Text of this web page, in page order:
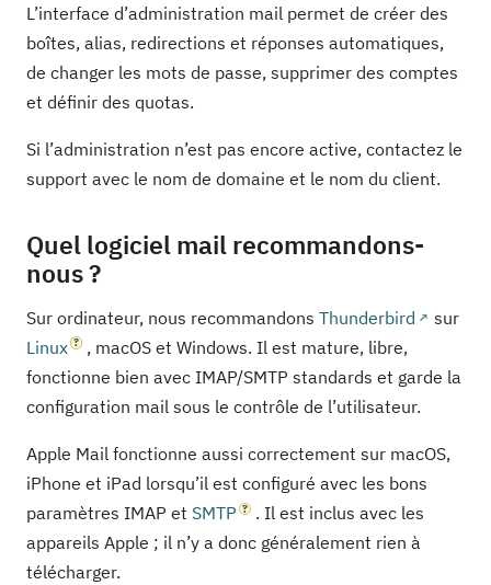
L’interface d’administration mail permet de créer des
boîtes, alias, redirections et réponses automatiques,
de changer les mots de passe, supprimer des comptes
et définir des quotas.
Si l’administration n’est pas encore active, contactez le
support avec le nom de domaine et le nom du client.
Quel logiciel mail recommandons-
nous ?
Sur ordinateur, nous recommandons Thunderbird
sur
Linux
, macOS et Windows. Il est mature, libre,
fonctionne bien avec IMAP/SMTP standards et garde la
configuration mail sous le contrôle de l’utilisateur.
Apple Mail fonctionne aussi correctement sur macOS,
iPhone et iPad lorsqu’il est configuré avec les bons
paramètres IMAP et SMTP
. Il est inclus avec les
appareils Apple ; il n’y a donc généralement rien à
télécharger.